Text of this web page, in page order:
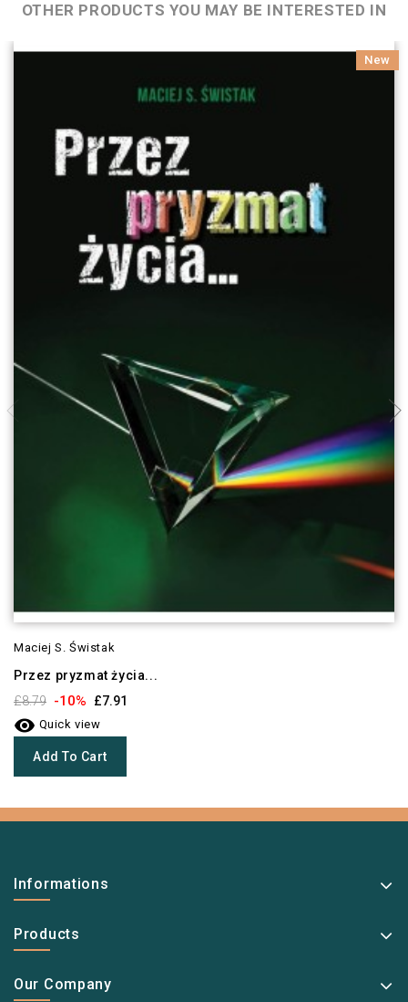
OTHER PRODUCTS YOU MAY BE INTERESTED IN
New
Maciej S. Świstak
Przez pryzmat życia...
£8.79 -10% £7.91
 Quick view
Add To Cart
Informations
Products
Our Company